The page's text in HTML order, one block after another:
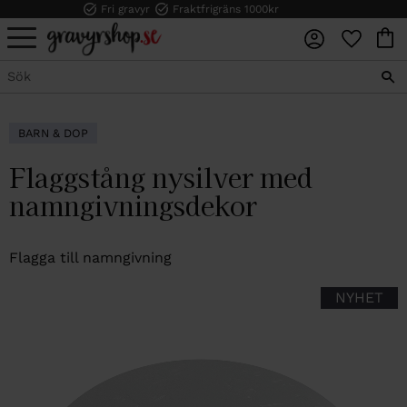
Meny
Fri gravyr Fraktfrigräns 1000kr
BARN & DOP
Flaggstång nysilver med
namngivningsdekor
Flagga till namngivning
NYHET